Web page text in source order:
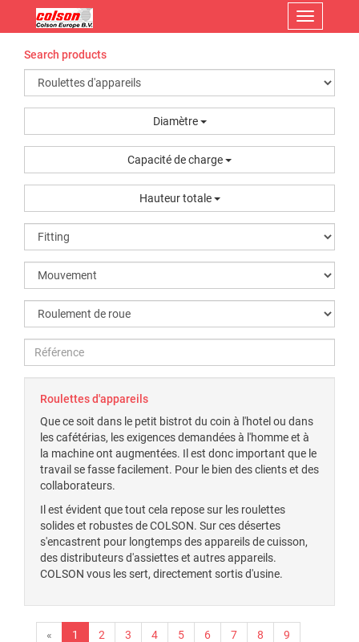
Menu
Search products
Diamètre
Capacité de charge
Hauteur totale
Roulettes d'appareils
Que ce soit dans le petit bistrot du coin à l'hotel ou dans
les cafétérias, les exigences demandées à l'homme et à
la machine ont augmentées. Il est donc important que le
travail se fasse facilement. Pour le bien des clients et des
collaborateurs.
Il est évident que tout cela repose sur les roulettes
solides et robustes de COLSON. Sur ces désertes
s'encastrent pour longtemps des appareils de cuisson,
des distributeurs d'assiettes et autres appareils.
COLSON vous les sert, directement sortis d'usine.
« 1 2 3 4 5 6 7 8 9